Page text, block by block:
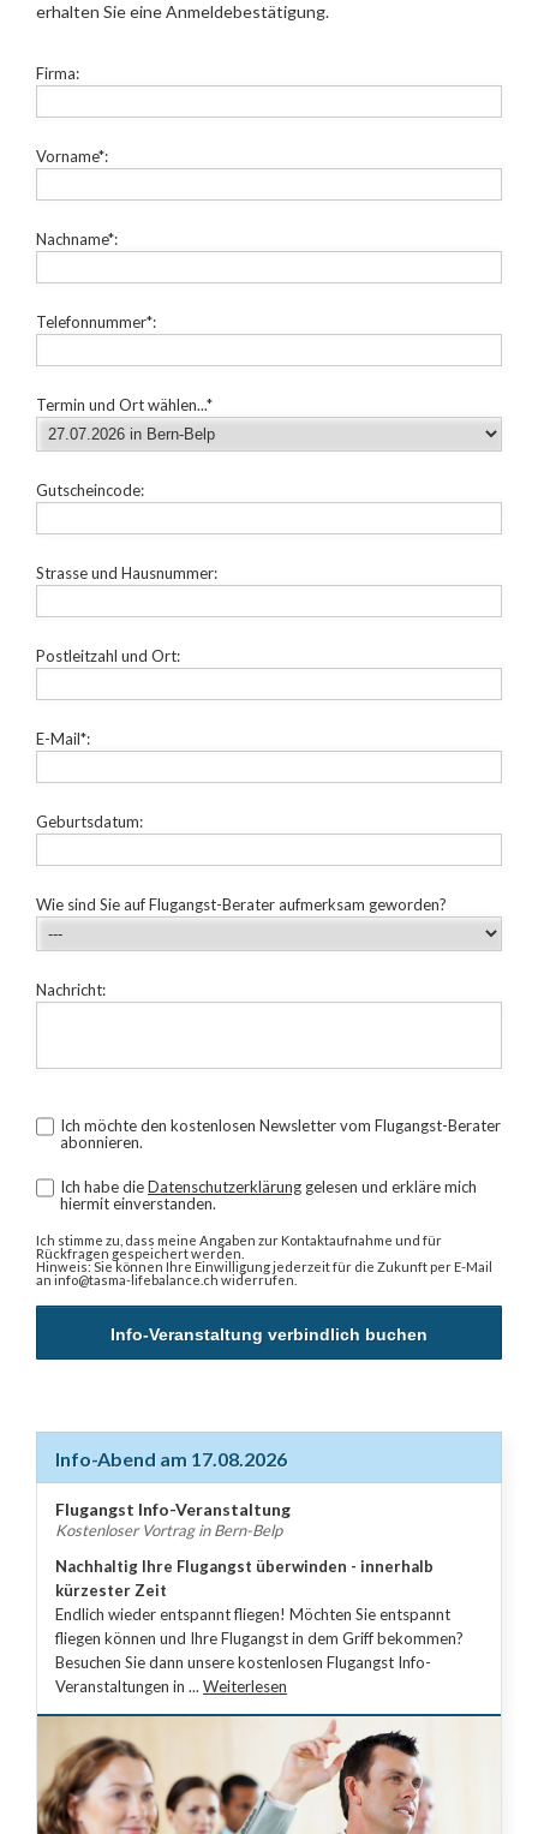
erhalten Sie eine Anmeldebestätigung.
Firma:
Vorname*:
Nachname*:
Telefonnummer*:
Termin und Ort wählen...*
Gutscheincode:
Strasse und Hausnummer:
Postleitzahl und Ort:
E-Mail*:
Geburtsdatum:
Wie sind Sie auf Flugangst-Berater aufmerksam geworden?
Nachricht:
Ich möchte den kostenlosen Newsletter vom Flugangst-Berater
abonnieren.
Ich habe dieDatenschutzerklärung gelesen und erkläre mich
hiermit einverstanden.
Ich stimme zu, dass meine Angaben zur Kontaktaufnahme und für
Rückfragen gespeichert werden.
Hinweis: Sie können Ihre Einwilligung jederzeit für die Zukunft per E-Mail
an info@tasma-lifebalance.ch widerrufen.
Info-Abend am 17.08.2026
Flugangst Info-Veranstaltung
Kostenloser Vortrag in Bern-Belp
Nachhaltig Ihre Flugangst überwinden - innerhalb
kürzester Zeit
Endlich wieder entspannt fliegen! Möchten Sie entspannt
fliegen können und Ihre Flugangst in dem Griff bekommen?
Besuchen Sie dann unsere kostenlosen Flugangst Info-
Veranstaltungen in ... Weiterlesen